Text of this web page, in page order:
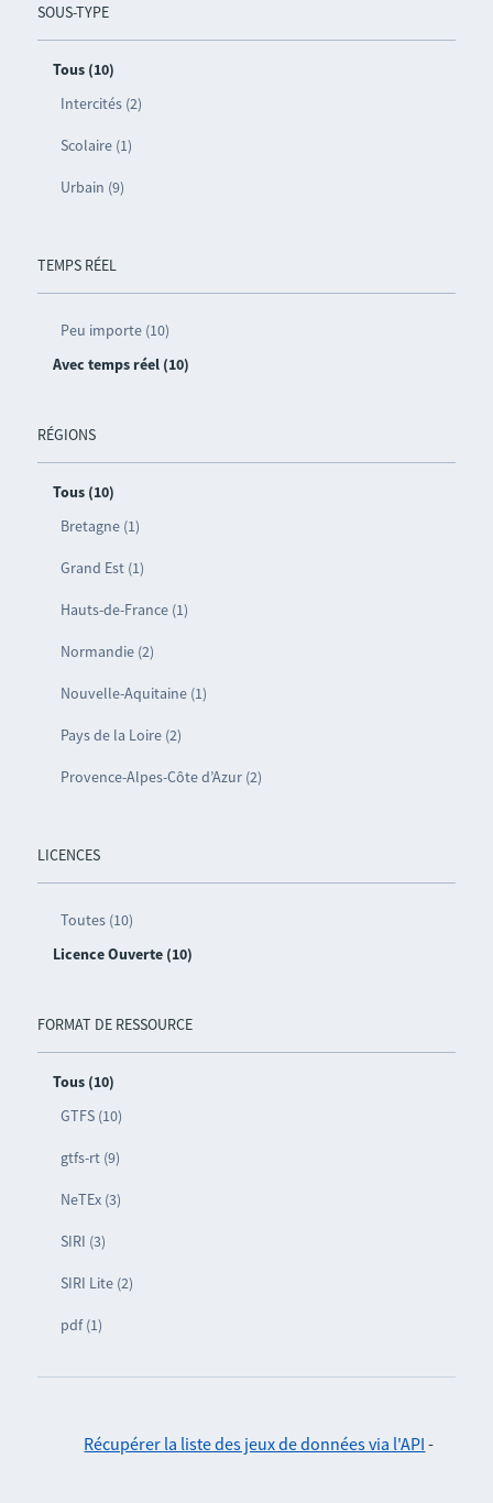
SOUS-TYPE
Tous (10)
Intercités (2)
Scolaire (1)
Urbain (9)
TEMPS RÉEL
Peu importe (10)
Avec temps réel (10)
RÉGIONS
Tous (10)
Bretagne (1)
Grand Est (1)
Hauts-de-France (1)
Normandie (2)
Nouvelle-Aquitaine (1)
Pays de la Loire (2)
Provence-Alpes-Côte d’Azur (2)
LICENCES
Toutes (10)
Licence Ouverte (10)
FORMAT DE RESSOURCE
Tous (10)
GTFS (10)
gtfs-rt (9)
NeTEx (3)
SIRI (3)
SIRI Lite (2)
pdf (1)
Récupérer la liste des jeux de données via l'API -